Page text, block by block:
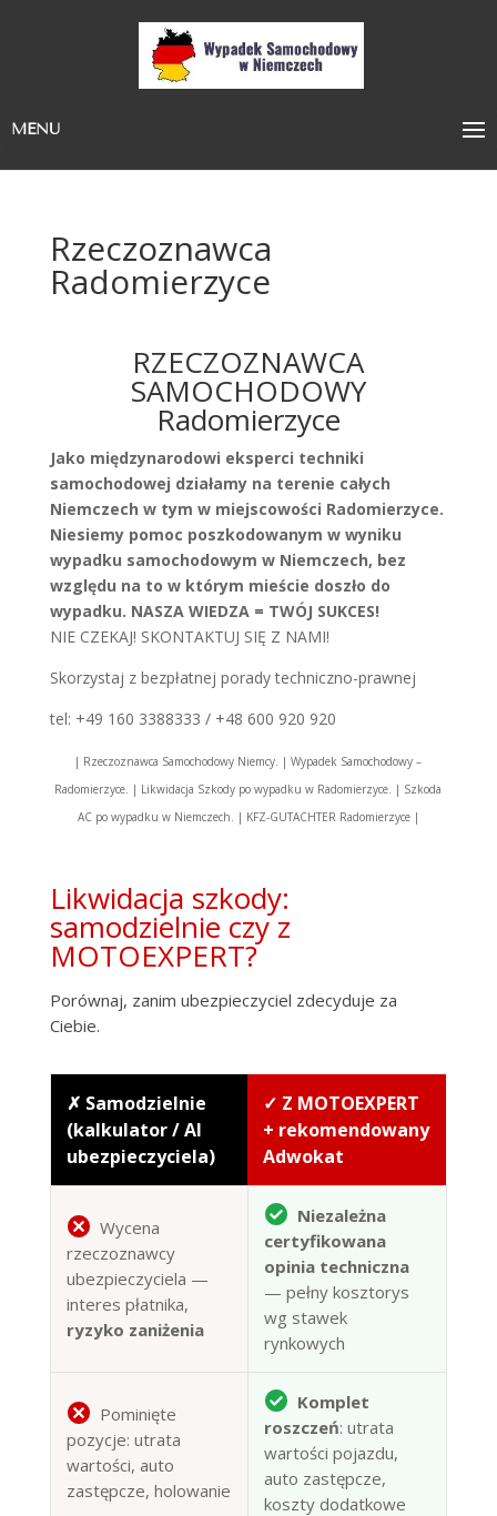
MENU
Rzeczoznawca
Radomierzyce
RZECZOZNAWCA
SAMOCHODOWY
Radomierzyce
Jako międzynarodowi eksperci techniki
samochodowej działamy na terenie całych
Niemczech w tym w miejscowości Radomierzyce.
Niesiemy pomoc poszkodowanym w wyniku
wypadku samochodowym w Niemczech, bez
względu na to w którym mieście doszło do
wypadku. NASZA WIEDZA = TWÓJ SUKCES!
NIE CZEKAJ! SKONTAKTUJ SIĘ Z NAMI!
Skorzystaj z bezpłatnej porady techniczno-prawnej
tel: +49 160 3388333 / +48 600 920 920
| Rzeczoznawca Samochodowy Niemcy. | Wypadek Samochodowy –
Radomierzyce. | Likwidacja Szkody po wypadku w Radomierzyce. | Szkoda
AC po wypadku w Niemczech. | KFZ-GUTACHTER Radomierzyce |
Likwidacja szkody:
samodzielnie czy z
MOTOEXPERT?
Porównaj, zanim ubezpieczyciel zdecyduje za
Ciebie.
✗ Samodzielnie
(kalkulator / AI
ubezpieczyciela)
✓ Z MOTOEXPERT
+ rekomendowany
Adwokat
Wycena
rzeczoznawcy
ubezpieczyciela —
interes płatnika,
ryzyko zaniżenia
Niezależna
certyfikowana
opinia techniczna
— pełny kosztorys
wg stawek
rynkowych
Pominięte
pozycje: utrata
wartości, auto
zastępcze, holowanie
Komplet
roszczeń: utrata
wartości pojazdu,
auto zastępcze,
koszty dodatkowe